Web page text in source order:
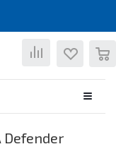
Defender